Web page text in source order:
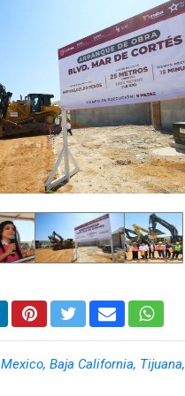
Mexico, Baja California, Tijuana,